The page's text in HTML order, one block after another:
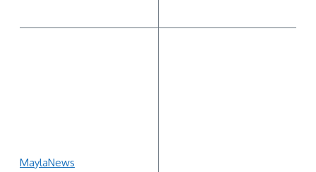
MaylaNews